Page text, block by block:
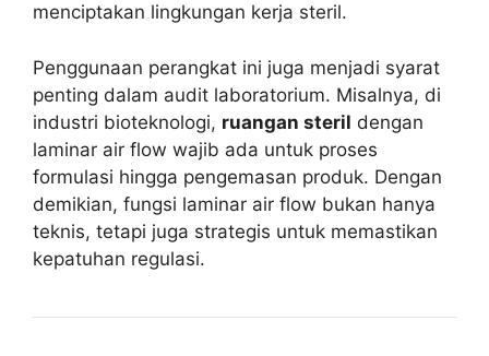
menciptakan lingkungan kerja steril.
Penggunaan perangkat ini juga menjadi syarat
penting dalam audit laboratorium. Misalnya, di
industri bioteknologi, ruangan steril dengan
laminar air flow wajib ada untuk proses
formulasi hingga pengemasan produk. Dengan
demikian, fungsi laminar air flow bukan hanya
teknis, tetapi juga strategis untuk memastikan
kepatuhan regulasi.